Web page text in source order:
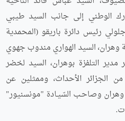
الوطني إلى جانب السيد طيبي
رئيس دائرة باريقو (المحمدية
وهران، السيد الهواري مندوب جهوي
مدير التلفزة بوهران، السيد لخضر
الجزائر الأحداث، وممثلين عن
وهران وصاحـب السّيـادة "مونسنيور"